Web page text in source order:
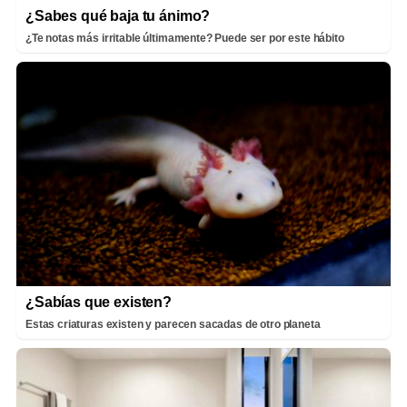
¿Sabes qué baja tu ánimo?
¿Te notas más irritable últimamente? Puede ser por este hábito
¿Sabías que existen?
Estas criaturas existen y parecen sacadas de otro planeta